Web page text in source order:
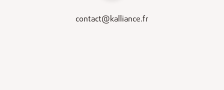
contact@kalliance.fr